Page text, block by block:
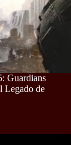
Guardians
Legado de